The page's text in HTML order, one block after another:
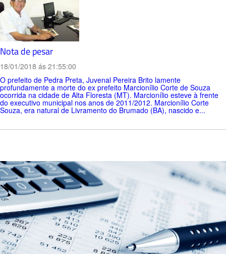
Nota de pesar
18/01/2018 ás 21:55:00
O prefeito de Pedra Preta, Juvenal Pereira Brito lamente
profundamente a morte do ex prefeito Marcionílio Corte de Souza
ocorrida na cidade de Alta Floresta (MT). Marcionílio esteve à frente
do executivo municipal nos anos de 2011/2012. Marcionílio Corte
Souza, era natural de Livramento do Brumado (BA), nascido e...